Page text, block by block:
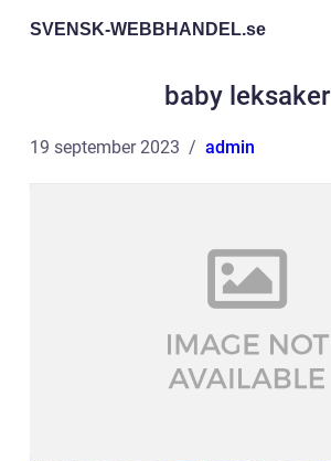
SVENSK-WEBBHANDEL.se
baby leksaker
19 september 2023 admin